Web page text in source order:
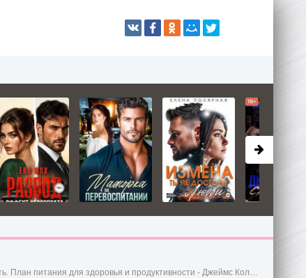
План питания для здоровья и продуктивности - Джеймс Коллинз